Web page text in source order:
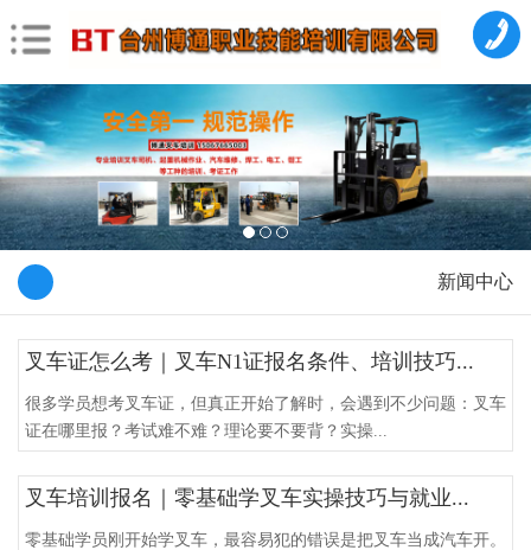
新闻中心
叉车证怎么考｜叉车N1证报名条件、培训技巧...
很多学员想考叉车证，但真正开始了解时，会遇到不少问题：叉车
证在哪里报？考试难不难？理论要不要背？实操...
叉车培训报名｜零基础学叉车实操技巧与就业...
零基础学员刚开始学叉车，最容易犯的错误是把叉车当成汽车开。